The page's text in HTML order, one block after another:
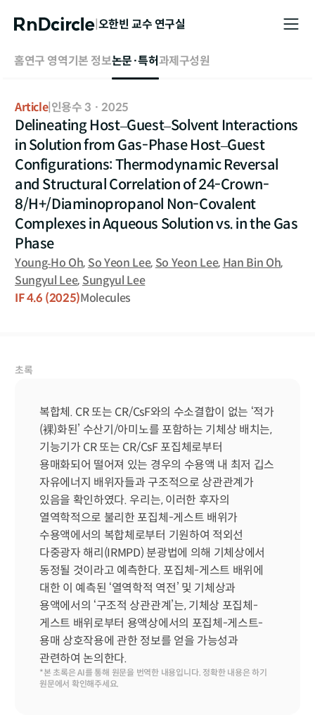
|오한빈교수 연구실
홈연구 영역기본 정보논문·특허과제 구성원
Article| 인용수 3 · 2025
Delineating Host–Guest–Solvent Interactions
in Solution from Gas-Phase Host–Guest
Configurations: Thermodynamic Reversal
and Structural Correlation of 24-Crown-
8/H+/Diaminopropanol Non-Covalent
Complexes in Aqueous Solution vs. in the Gas
Phase
Young‐Ho Oh, So Yeon Lee, So Yeon Lee, Han Bin Oh,
Sungyul Lee, Sungyul Lee
IF4.6 (2025)Molecules
초록
복합체. CR 또는 CR/CsF와의 수소결합이 없는 ‘적가
(裸)화된’ 수산기/아미노를 포함하는 기체상 배치는,
기능기가 CR 또는 CR/CsF 포집체로부터
용매화되어 떨어져 있는 경우의 수용액 내 최저 깁스
자유에너지 배위자들과 구조적으로 상관관계가
있음을 확인하였다. 우리는, 이러한 후자의
열역학적으로 불리한 포집체-게스트 배위가
수용액에서의 복합체로부터 기원하여 적외선
다중광자 해리(IRMPD) 분광법에 의해 기체상에서
동정될 것이라고 예측한다. 포집체-게스트 배위에
대한 이 예측된 ‘열역학적 역전’ 및 기체상과
용액에서의 ‘구조적 상관관계’는, 기체상 포집체-
게스트 배위로부터 용액상에서의 포집체-게스트-
용매 상호작용에 관한 정보를 얻을 가능성과
관련하여 논의한다.
*본 초록은 AI를 통해 원문을 번역한 내용입니다. 정확한 내용은 하기
원문에서 확인해주세요.